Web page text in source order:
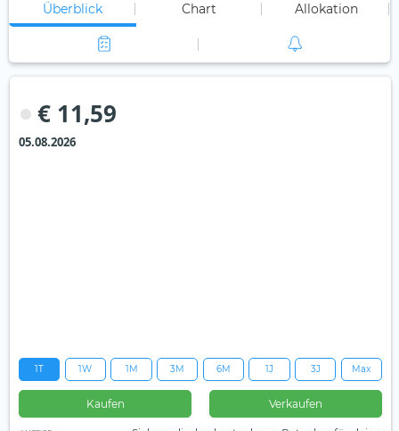
Überblick Chart Allokation
€ 11,59
05.08.2026
1T 1W 1M 3M 6M 1J 3J Max
Kaufen Verkaufen